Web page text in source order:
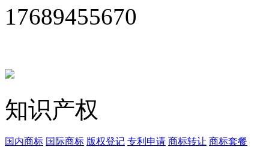
17689455670
知识产权
国内商标 国际商标 版权登记 专利申请 商标转让 商标套餐